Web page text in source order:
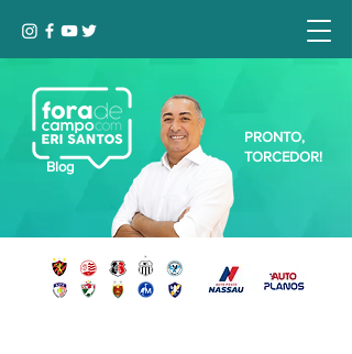
Blog
PRONTO,
TORCEDOR!